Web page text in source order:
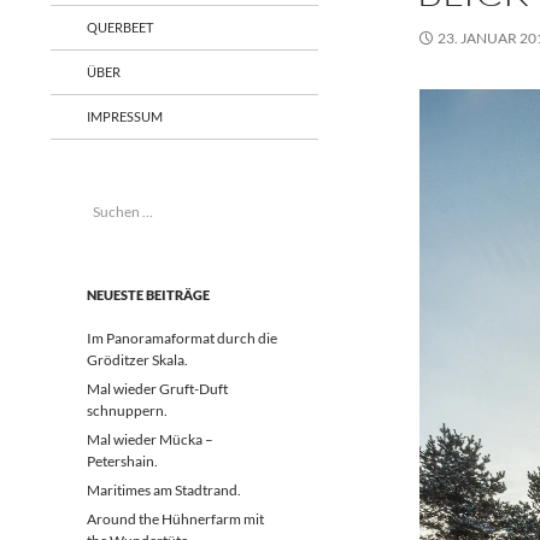
23. JANUAR
QUERBEET
ÜBER
IMPRESSUM
Suchen
NEUESTE BEITRÄGE
Im Panoramaformat durch die
Gröditzer Skala.
Mal wieder Gruft-Duft
schnuppern.
Mal wieder Mücka –
Petershain.
Maritimes am Stadtrand.
Around the Hühnerfarm mit